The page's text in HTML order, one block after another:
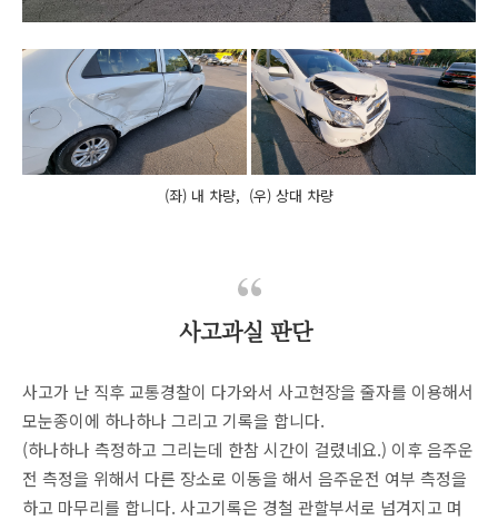
(좌) 내 차량, (우) 상대 차량
사고과실 판단
사고가 난 직후 교통경찰이 다가와서 사고현장을 줄자를 이용해서
모눈종이에 하나하나 그리고 기록을 합니다.
(하나하나 측정하고 그리는데 한참 시간이 걸렸네요.) 이후 음주운
전 측정을 위해서 다른 장소로 이동을 해서 음주운전 여부 측정을
하고 마무리를 합니다. 사고기록은 경철 관할부서로 넘겨지고 며